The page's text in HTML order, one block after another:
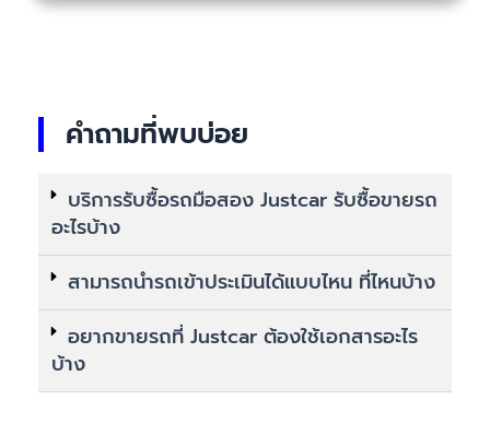
คำถามที่พบบ่อย
บริการรับซื้อรถมือสอง Justcar รับซื้อขายรถ
อะไรบ้าง
สามารถนำรถเข้าประเมินได้แบบไหน ที่ไหนบ้าง
อยากขายรถที่ Justcar ต้องใช้เอกสารอะไร
บ้าง